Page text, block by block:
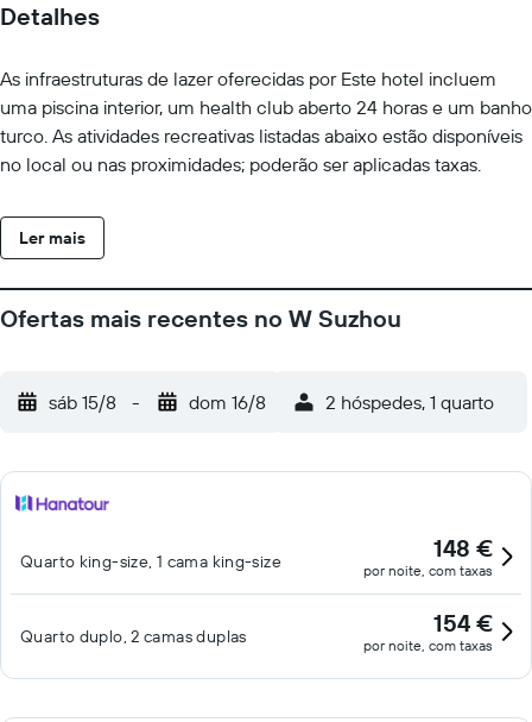
Detalhes
As infraestruturas de lazer oferecidas por Este hotel incluem
uma piscina interior, um health club aberto 24 horas e um banho
turco. As atividades recreativas listadas abaixo estão disponíveis
no local ou nas proximidades; poderão ser aplicadas taxas.
Ler mais
Ofertas mais recentes no W Suzhou
sáb 15/8 - dom 16/8 2 hóspedes, 1 quarto
Quarto king-size, 1 cama king-size 148 €
por noite, com taxas
Quarto duplo, 2 camas duplas 154 €
por noite, com taxas